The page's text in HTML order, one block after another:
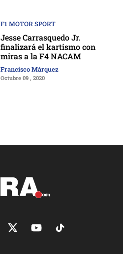
F1 MOTOR SPORT
Jesse Carrasquedo Jr.
finalizará el kartismo con
miras a la F4 NACAM
Francisco Márquez
Octubre 09 , 2020